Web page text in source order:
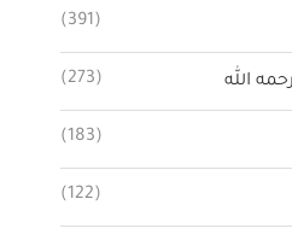
(391)
الله (273)
(183)
(122)